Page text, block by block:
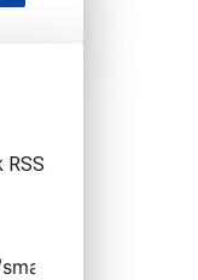
RSS